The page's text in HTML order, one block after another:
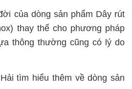
của dòng sản phẩm Dây rút
thay thế cho phương pháp
thông thường cũng có lý do
tìm hiểu thêm về dòng sản